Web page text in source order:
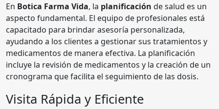
En Botica Farma Vida, la planificación de salud es un
aspecto fundamental. El equipo de profesionales está
capacitado para brindar asesoría personalizada,
ayudando a los clientes a gestionar sus tratamientos y
medicamentos de manera efectiva. La planificación
incluye la revisión de medicamentos y la creación de un
cronograma que facilita el seguimiento de las dosis.
Visita Rápida y Eficiente